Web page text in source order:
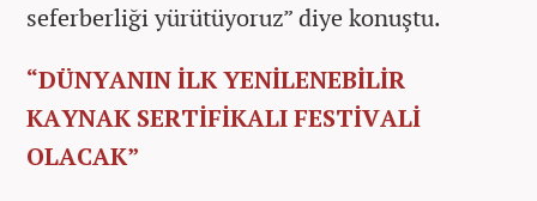
seferberliği yürütüyoruz” diye konuştu.
“DÜNYANIN İLK YENİLENEBİLİR
KAYNAK SERTİFİKALI FESTİVALİ
OLACAK”